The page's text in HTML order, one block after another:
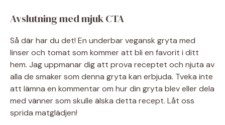
Avslutning med mjuk CTA
Så där har du det! En underbar vegansk gryta med
linser och tomat som kommer att bli en favorit i ditt
hem. Jag uppmanar dig att prova receptet och njuta av
alla de smaker som denna gryta kan erbjuda. Tveka inte
att lämna en kommentar om hur din gryta blev eller dela
med vänner som skulle älska detta recept. Låt oss
sprida matglädjen!